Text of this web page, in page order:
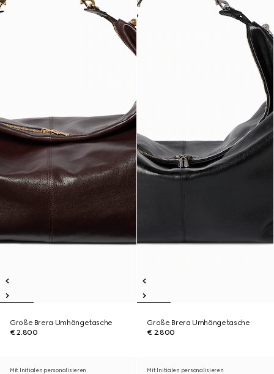
Große Brera Umhängetasche
€ 2.800
Große Brera Umhängetasche
€ 2.800
Mit Initialen personalisieren Mit Initialen personalisieren